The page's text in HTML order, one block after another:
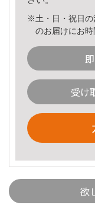
※土・日・祝日の
のお届けにお時
受け
欲